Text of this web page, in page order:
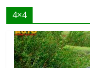
4×4